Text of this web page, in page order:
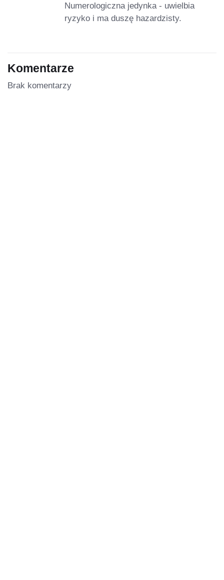
Numerologiczna jedynka - uwielbia
ryzyko i ma duszę hazardzisty.
Komentarze
Brak komentarzy